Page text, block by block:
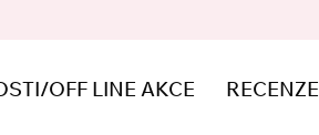
OFF LINE AKCE RECENZE